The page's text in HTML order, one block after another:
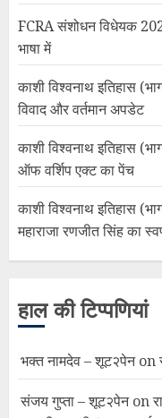
FCRA संशोधन विधेयक
भाषा में
काशी विश्वनाथ इतिहास
विवाद और वर्तमान अपडेट
काशी विश्वनाथ इतिहास
ऑफ वर्शिप एक्ट का पेंच
काशी विश्वनाथ इतिहास
महाराजा रणजीत सिंह का
हाल की टिप्पणियां
भक्त नामदेव – शूट२पेनon
संजय गुप्ता – शूट२पेनon